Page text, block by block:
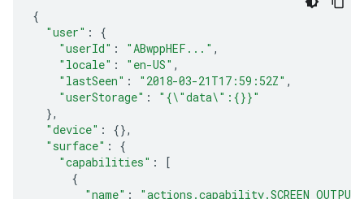
{
"user" :
{
"userId" : "ABwppHEF..." ,
"locale" : "en-US" ,
"lastSeen" : "2018-03-21T17:59:52Z" ,
"userStorage" :
"{\"data\":{}}"
},
"device" :
{},
"surface" :
{
"capabilities" :
[
{
"name" :